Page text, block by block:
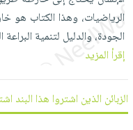
بالأسنان
الحمية
والتغذية
أدوات
المائدة
الأوعية
أدوات
المطبخ
مبيعاً
العودة
للمدارس
اكسسوارات
كتب
شحن
مجاني
بنود
كل
الاشتراكات
بحث
الرياضيات، وهذا الكتاب هو
الجودة، والدليل لتنمية
إقرأ المزيد
الزبائن الذين اشتروا هذا البند